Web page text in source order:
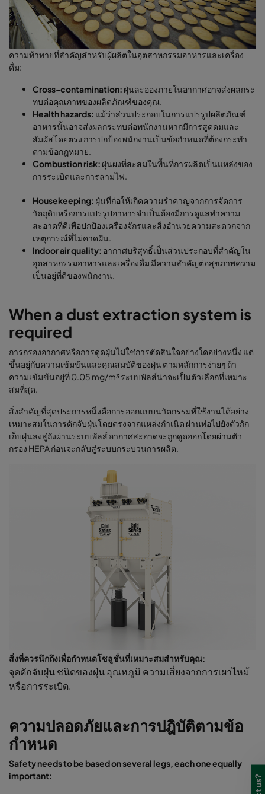
ความท้าทายที่สำคัญสำหรับผู้ผลิตในอุตสาหกรรมอาหารและเครื่อง
ดื่ม:
Cross-contamination: ฝุ่นละอองภายในอากาศอาจส่งผลกระ
ทบต่อคุณภาพของผลิตภัณฑ์ของคุณ.
Health hazards: แม้ว่าส่วนประกอบในการแปรรูปผลิตภัณฑ์
อาหารนั้นอาจส่งผลกระทบต่อพนักงานหากมีการสูดดมและ
สัมผัสโดยตรง การปกป้องพนักงานเป็นข้อกำหนดที่ต้องกระทำ
ตามข้อกฎหมาย.
Combustion risk: ฝุ่นผงที่สะสมในพื้นที่การผลิตเป็นแหล่งของ
การระเบิดและการลามไฟ.
Housekeeping: ฝุ่นที่ก่อให้เกิดความรำคาญจากการจัดการ
วัตถุดิบหรือการแปรรูปอาหารจำเป็นต้องมีการดูแลทำความ
สะอาดที่ดีเพื่อปกป้องเครื่องจักรและสิ่งอำนวยความสะดวกจาก
เหตุการณ์ที่ไม่คาดฝัน.
Indoor air quality: อากาศบริสุทธิ์เป็นส่วนประกอบที่สำคัญใน
อุตสาหกรรมอาหารและเครื่องดื่ม มีความสำคัญต่อสุขภาพความ
เป็นอยู่ที่ดีของพนักงาน.
When a dust extraction system is
required
การกรองอากาศหรือการดูดฝุ่นไม่ใช่การตัดสินใจอย่างใดอย่างหนึ่ง แต่
ขึ้นอยู่กับความเข้มข้นและคุณสมบัติของฝุ่น ตามหลักการง่ายๆ ถ้า
ความเข้มข้นอยู่ที่ 0.05 mg/m³ ระบบพัลส์น่าจะเป็นตัวเลือกที่เหมาะ
สมที่สุด.
สิ่งสำคัญที่สุดประการหนึ่งคือการออกแบบนวัตกรรมที่ใช้งานได้อย่าง
เหมาะสมในการดักจับฝุ่นโดยตรงจากแหล่งกำเนิด ผ่านท่อไปยังตัวกัก
เก็บฝุ่นลงสู่ถังผ่านระบบพัลส์ อากาศสะอาดจะถูกดูดออกโดยผ่านตัว
กรอง HEPA ก่อนจะกลับสู่ระบบกระบวนการผลิต.
สิ่งที่ควรนึกถึงเพื่อกำหนดโซลูชั่นที่เหมาะสมสำหรับคุณ:
จุดดักจับฝุ่น ชนิดของฝุ่น อุณหภูมิ ความเสี่ยงจากการเผาไหม้
หรือการระเบิด.
ความปลอดภัยและการปฎิบัติตามข้อ
กำหนด
Safety needs to be based on several legs, each one equally
important: